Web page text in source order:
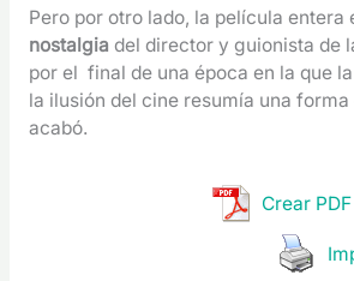
Pero por otro lado, la película entera
nostalgia del director y guionista de
por el final de una época en la que
la ilusión del cine resumía una
acabó.
Crear